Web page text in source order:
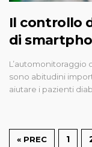
Il controllo
di
L’automonitoraggio
sono abitudini
aiutare i pazienti
« PREC 1